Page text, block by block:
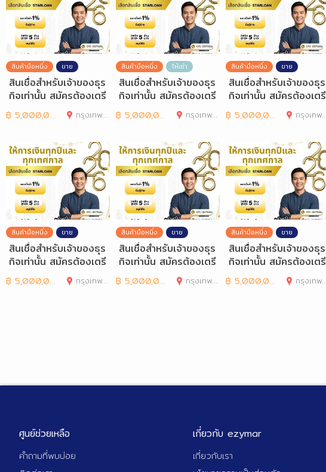
สินค้ามือหนึ่ง ขาย
สินเชื่อสำหรับเจ้าของธุร
กิจเท่านั้น สมัครต้องเตรี
ยมเอกสารอะ
฿ 5,000,000 กรุงเทพมหานคร
สินค้ามือหนึ่ง ให้เช่า
สินเชื่อสำหรับเจ้าของธุร
กิจเท่านั้น สมัครต้องเตรี
ยมเอกสารอะ
฿ 5,000,000 กรุงเทพมหานคร
สินค้ามือหนึ่ง ขาย
สินเชื่อสำหรับเจ้าของธุร
กิจเท่านั้น สมัครต้องเตรี
ยมเอกสารอะ
฿ 5,000,000 กรุงเทพมหานคร
สินค้ามือหนึ่ง ขาย
สินเชื่อสำหรับเจ้าของธุร
กิจเท่านั้น สมัครต้องเตรี
ยมเอกสารอะ
฿ 5,000,000 กรุงเทพมหานคร
สินค้ามือหนึ่ง ขาย
สินเชื่อสำหรับเจ้าของธุร
กิจเท่านั้น สมัครต้องเตรี
ยมเอกสารอะ
฿ 5,000,000 กรุงเทพมหานคร
สินค้ามือหนึ่ง ขาย
สินเชื่อสำหรับเจ้าของธุร
กิจเท่านั้น สมัครต้องเตรี
ยมเอกสารอะ
฿ 5,000,000 กรุงเทพมหานคร
ศูนย์ช่วยเหลือ
คำถามที่พบบ่อย
เกี่ยวกับ ezymar
เกี่ยวกับเรา